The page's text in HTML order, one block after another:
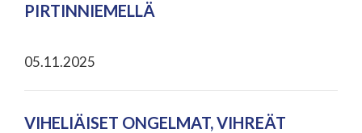
PIRTINNIEMELLÄ
05.11.2025
VIHELIÄISET ONGELMAT, VIHREÄT